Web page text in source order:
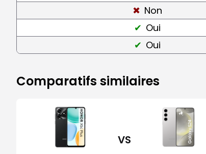
Non
Oui
Oui
Comparatifs similaires
VS